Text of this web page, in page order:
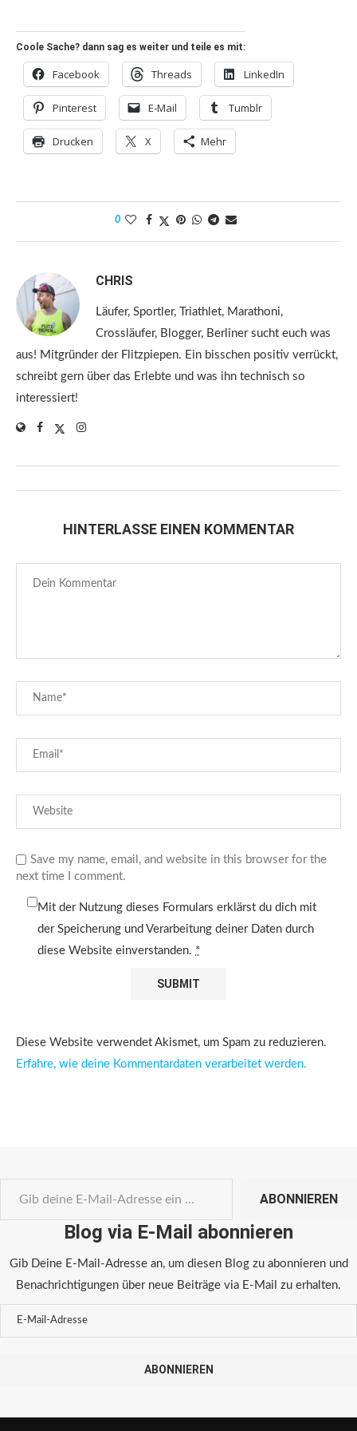
Coole Sache? dann sag es weiter und teile es mit:
Facebook Threads LinkedIn
Pinterest E-Mail Tumblr
Drucken X Mehr
0
CHRIS
Läufer, Sportler, Triathlet, Marathoni,
Crossläufer, Blogger, Berliner sucht euch was
aus! Mitgründer der Flitzpiepen. Ein bisschen positiv verrückt,
schreibt gern über das Erlebte und was ihn technisch so
interessiert!
HINTERLASSE EINEN KOMMENTAR
Save my name, email, and website in this browser for the
next time I comment.
Mit der Nutzung dieses Formulars erklärst du dich mit
der Speicherung und Verarbeitung deiner Daten durch
diese Website einverstanden. *
Diese Website verwendet Akismet, um Spam zu reduzieren.
Erfahre, wie deine Kommentardaten verarbeitet werden.
ABONNIEREN
Blog via E-Mail abonnieren
Gib Deine E-Mail-Adresse an, um diesen Blog zu abonnieren und
Benachrichtigungen über neue Beiträge via E-Mail zu erhalten.
ABONNIEREN